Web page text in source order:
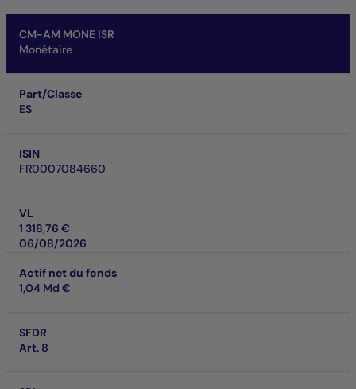
CM-AM MONE ISR
Monétaire
Part/Classe
ES
ISIN
FR0007084660
VL
1 318,76 €
06/08/2026
Actif net du fonds
1,04 Md €
SFDR
Art. 8